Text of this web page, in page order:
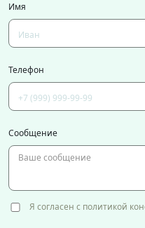
Имя
Телефон
Сообщение
Я согласен с политикой